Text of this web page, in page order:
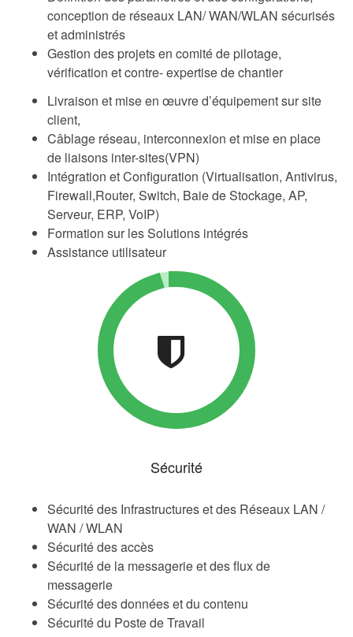
conception de réseaux LAN/ WAN/WLAN sécurisés
et administrés
Gestion des projets en comité de pilotage,
vérification et contre- expertise de chantier
Livraison et mise en œuvre d’équipement sur site
client,
Câblage réseau, interconnexion et mise en place
de liaisons inter-sites(VPN)
Intégration et Configuration (Virtualisation, Antivirus,
Firewall,Router, Switch, Baie de Stockage, AP,
Serveur, ERP, VoIP)
Formation sur les Solutions intégrés
Assistance utilisateur
Sécurité
Sécurité des Infrastructures et des Réseaux LAN /
WAN / WLAN
Sécurité des accès
Sécurité de la messagerie et des flux de
messagerie
Sécurité des données et du contenu
Sécurité du Poste de Travail